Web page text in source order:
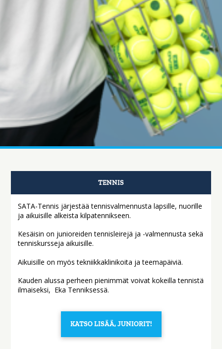
TENNIS
SATA-Tennis järjestää tennisvalmennusta lapsille, nuorille
ja aikuisille alkeista kilpatennikseen.
Kesäisin on junioreiden tennisleirejä ja -valmennusta sekä
tenniskursseja aikuisille.
Aikuisille on myös tekniikkaklinikoita ja teemapäiviä.
Kauden alussa perheen pienimmät voivat kokeilla tennistä
ilmaiseksi, Eka Tenniksessä.
KATSO LISÄÄ, JUNIORIT!